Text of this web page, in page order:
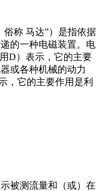
俗称 马达”）是指依据
的一种电磁装置。电
D）表示，它的主要
或各种机械的动力
，它的主要作用是利
被测流量和（或）在